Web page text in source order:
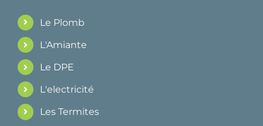
Le Plomb
L'Amiante
Le DPE
L'electricité
Les Termites